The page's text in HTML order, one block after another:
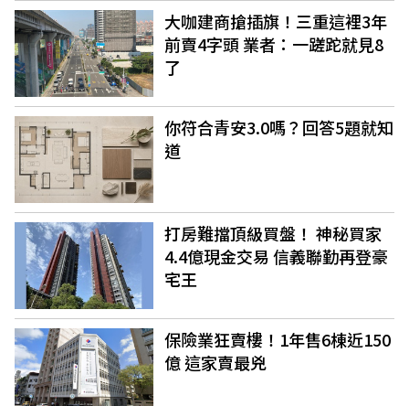
大咖建商搶插旗！三重這裡3年
前賣4字頭 業者：一蹉跎就見8
了
你符合青安3.0嗎？回答5題就知
道
打房難擋頂級買盤！ 神秘買家
4.4億現金交易 信義聯勤再登豪
宅王
保險業狂賣樓！1年售6棟近150
億 這家賣最兇